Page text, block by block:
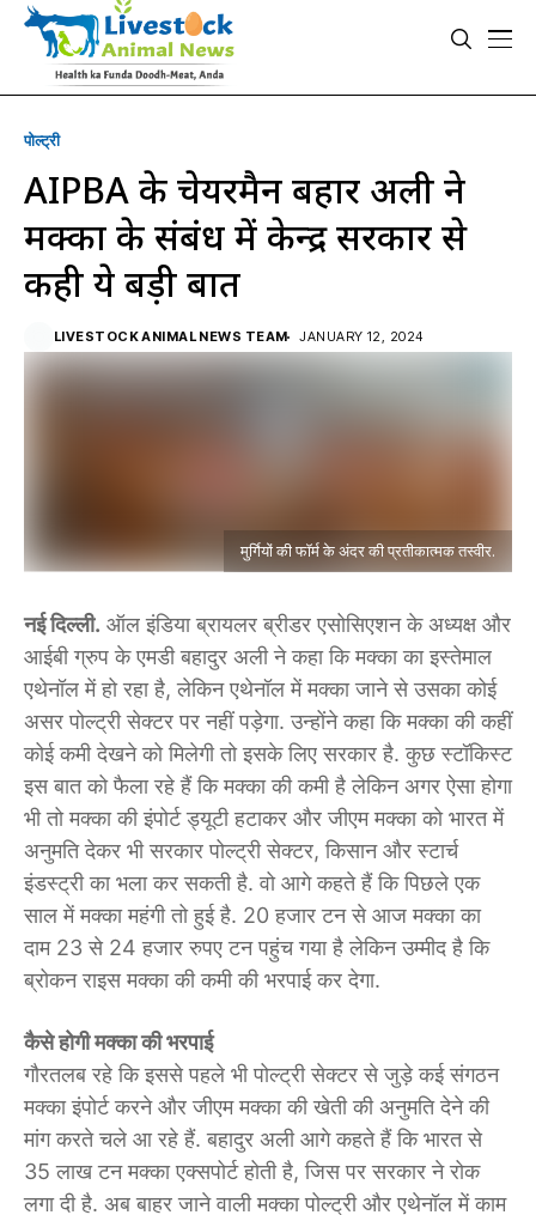
पोल्ट्री
AIPBA के चेयरमैन बहादुर अली ने
मक्का के संबंध में केन्द्र सरकार से
कही ये बड़ी बात
LIVESTOCK ANIMAL NEWS TEAM JANUARY 12, 2024
मुर्गियों की फॉर्म के अंदर की प्रतीकात्मक तस्वीर.
नई दिल्ली. ऑल इंडिया ब्रायलर ब्रीडर एसोसिएशन के अध्यक्ष और
आईबी ग्रुप के एमडी बहादुर अली ने कहा कि मक्का का इस्तेमाल
एथेनॉल में हो रहा है, लेकिन एथेनॉल में मक्का जाने से उसका कोई
असर पोल्ट्री सेक्टर पर नहीं पड़ेगा. उन्होंने कहा कि मक्का की कहीं
कोई कमी देखने को मिलेगी तो इसके लिए सरकार है. कुछ स्टॉकिस्ट
इस बात को फैला रहे हैं कि मक्का की कमी है लेकिन अगर ऐसा होगा
भी तो मक्का की इंपोर्ट ड्यूटी हटाकर और जीएम मक्का को भारत में
अनुमति देकर भी सरकार पोल्ट्री सेक्टर, किसान और स्टार्च
इंडस्ट्री का भला कर सकती है. वो आगे कहते हैं कि पिछले एक
साल में मक्का महंगी तो हुई है. 20 हजार टन से आज मक्का का
दाम 23 से 24 हजार रुपए टन पहुंच गया है लेकिन उम्मीद है कि
ब्रोकन राइस मक्का की कमी की भरपाई कर देगा.
कैसे होगी मक्का की भरपाई
गौरतलब रहे कि इससे पहले भी पोल्ट्री सेक्टर से जुड़े कई संगठन
मक्का इंपोर्ट करने और जीएम मक्का की खेती की अनुमति देने की
मांग करते चले आ रहे हैं. बहादुर अली आगे कहते हैं कि भारत से
35 लाख टन मक्का एक्सपोर्ट होती है, जिस पर सरकार ने रोक
लगा दी है. अब बाहर जाने वाली मक्का पोल्ट्री और एथेनॉल में काम